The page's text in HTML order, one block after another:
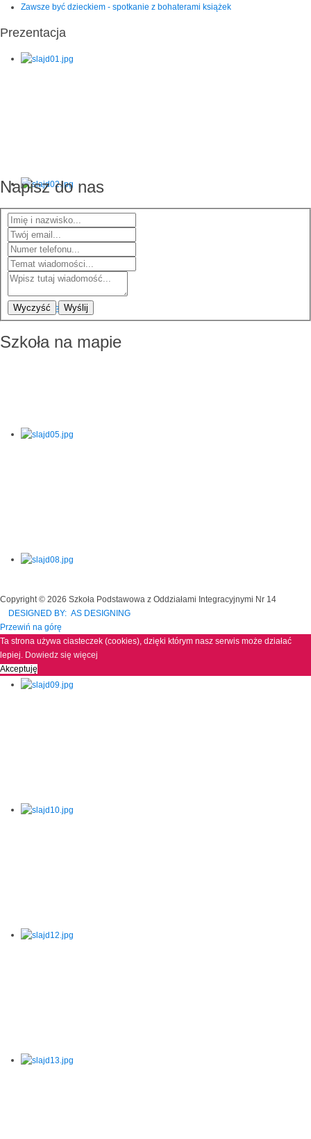
Zawsze być dzieckiem - spotkanie z bohaterami książek
Prezentacja
Napisz do nas
Wyczyść Wyślij
Szkoła na mapie
Copyright © 2026 Szkoła Podstawowa z Oddziałami Integracyjnymi Nr 14
DESIGNED BY: AS DESIGNING
Przewiń na górę
Ta strona używa ciasteczek (cookies), dzięki którym nasz serwis może działać
lepiej. Dowiedz się więcej
Akceptuję